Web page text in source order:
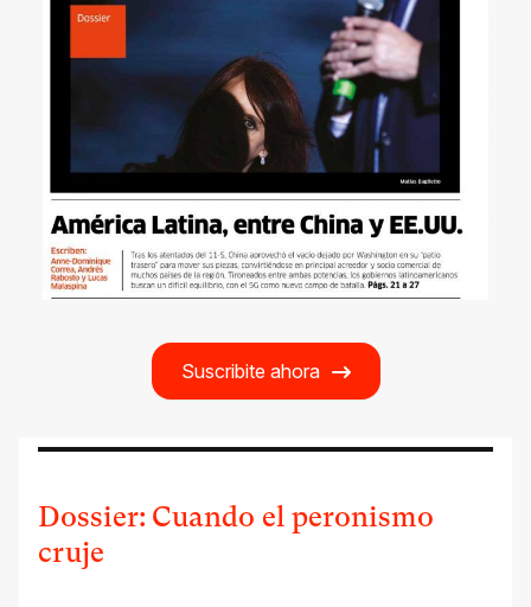
Suscribite ahora
Dossier: Cuando el peronismo
cruje